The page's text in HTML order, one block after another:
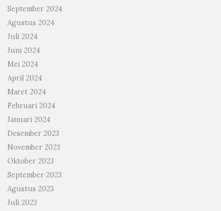
September 2024
Agustus 2024
Juli 2024
Juni 2024
Mei 2024
April 2024
Maret 2024
Februari 2024
Januari 2024
Desember 2023
November 2023
Oktober 2023
September 2023
Agustus 2023
Juli 2023